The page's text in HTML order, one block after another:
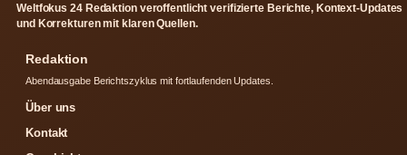
Weltfokus 24 Redaktion veroffentlicht verifizierte Berichte, Kontext-Updates
und Korrekturen mit klaren Quellen.
Redaktion
Abendausgabe Berichtszyklus mit fortlaufenden Updates.
Über uns
Kontakt